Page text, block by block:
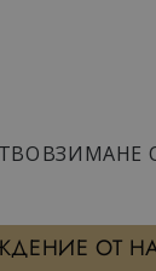
ВЗИМАНЕ
ОТ